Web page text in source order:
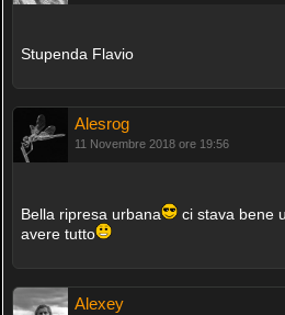
Stupenda Flavio
Alesrog
11 Novembre 2018 ore 19:56
Bella ripresa urbana
ci stava bene
avere tutto
Alexey